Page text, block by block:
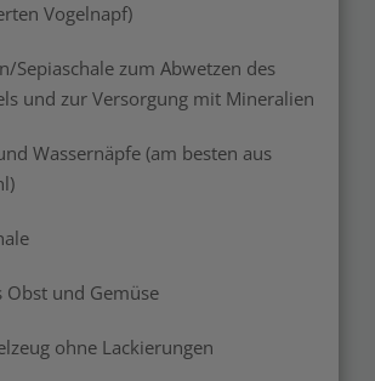
Vogelnapf)
Sepiaschale zum Abwetzen des
und zur Versorgung mit Mineralien
Wassernäpfe (am besten aus
Obst und Gemüse
ohne Lackierungen